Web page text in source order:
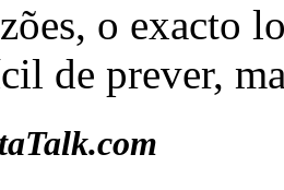
o exacto
de prever,